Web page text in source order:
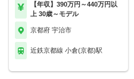
【年収】390万円～440万円以
上 30歳～モデル
京都府 宇治市
近鉄京都線 小倉(京都)駅